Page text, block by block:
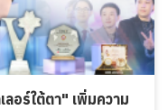
อร์ใต้ตา" เพิ่มความ